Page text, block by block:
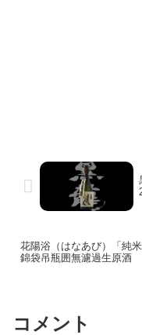
花陽浴（はなあび）「純
錦袋吊瓶囲無濾過生原酒
コメント